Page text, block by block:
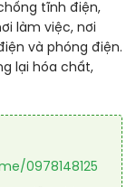
tĩnh điện,
làm việc, nơi
và phóng điện.
lại hóa chất,
0978148125